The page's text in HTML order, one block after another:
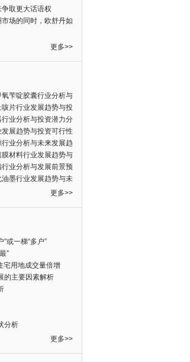
取更大话语权
场的同时，欧舒丹如
机吗?
更多>>
苄啶胶囊行业分析与
片行业发展趋势与投
业分析与投资潜力分
展趋势与投资可行性
业分析与未来发展趋
材料行业发展趋势与
业分析与发展前景预
墨行业发展趋势与未
更多>>
或一梯“多户”
”
宅用地成交量倍增
的主要因素解析
分析
更多>>